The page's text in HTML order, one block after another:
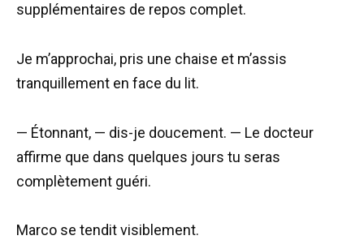
supplémentaires de repos complet.
Je m’approchai, pris une chaise et m’assis
tranquillement en face du lit.
— Étonnant, — dis-je doucement. — Le docteur
affirme que dans quelques jours tu seras
complètement guéri.
Marco se tendit visiblement.